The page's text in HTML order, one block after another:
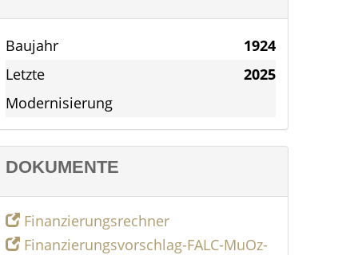
Baujahr
1924
Letzte
Modernisierung
2025
DOKUMENTE
Finanzierungsrechner
Finanzierungsvorschlag-FALC-MuOz-